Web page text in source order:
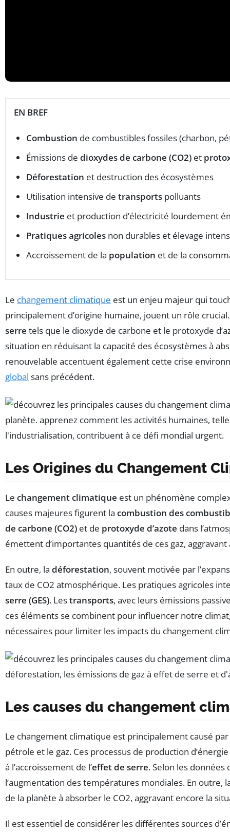
EN BREF
Combustion de combustibles fossiles (charbon,
Émissions de dioxydes de carbone (CO2) et
Déforestation et destruction des écosystèmes
Utilisation intensive de transports polluants
Industrie et production d’électricité lourdement
Pratiques agricoles non durables et élevage
Accroissement de la population et de la
Le changement climatique est un enjeu majeur qui
principalement d’origine humaine, jouent un rôle
serre tels que le dioxyde de carbone et le protoxyde
situation en réduisant la capacité des écosystèmes à
renouvelable accentuent également cette crise
global sans précédent.
Les Origines du Changement
Le changement climatique est un phénomène
causes majeures figurent la combustion des
de carbone (CO2) et de protoxyde d’azote dans
émettent d’importantes quantités de ces gaz,
En outre, la déforestation, souvent motivée par
taux de CO2 atmosphérique. Les pratiques agricoles
serre (GES). Lestransports, avec leurs émissions
ces éléments se combinent pour influencer notre
nécessaires pour limiter les impacts du changement
Les causes du changement
Le changement climatique est principalement causé
pétrole et le gaz. Ces processus de production
à l’accroissement de l’effet de serre. Selon les données
l’augmentation des températures mondiales. En outre,
de la planète à absorber le CO2, aggravant encore la
Il est essentiel de considérer les différentes sources